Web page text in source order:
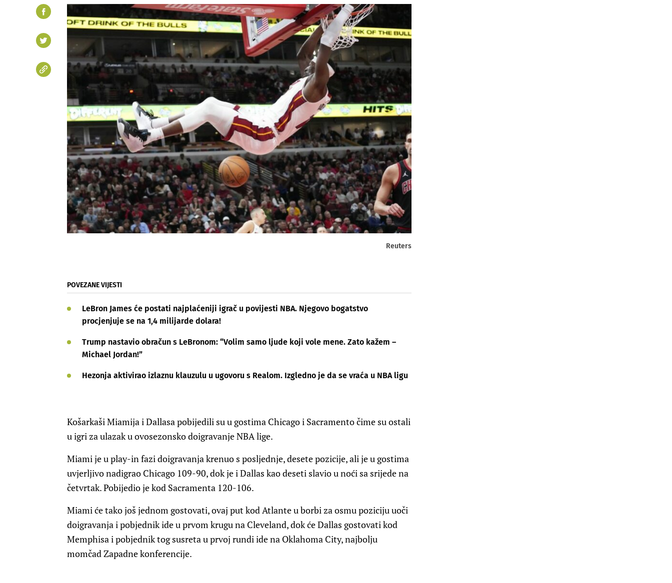
Reuters
POVEZANE VIJESTI
LeBron James će postati najplaćeniji igrač u povijesti NBA. Njegovo bogatstvo
procjenjuje se na 1,4 milijarde dolara!
Trump nastavio obračun s LeBronom: “Volim samo ljude koji vole mene. Zato kažem –
Michael Jordan!”
Hezonja aktivirao izlaznu klauzulu u ugovoru s Realom. Izgledno je da se vraća u NBA ligu
Košarkaši Miamija i Dallasa pobijedili su u gostima Chicago i Sacramento čime su ostali
u igri za ulazak u ovosezonsko doigravanje NBA lige.
Miami je u play-in fazi doigravanja krenuo s posljednje, desete pozicije, ali je u gostima
uvjerljivo nadigrao Chicago 109-90, dok je i Dallas kao deseti slavio u noći sa srijede na
četvrtak. Pobijedio je kod Sacramenta 120-106.
Miami će tako još jednom gostovati, ovaj put kod Atlante u borbi za osmu poziciju uoči
doigravanja i pobjednik ide u prvom krugu na Cleveland, dok će Dallas gostovati kod
Memphisa i pobjednik tog susreta u prvoj rundi ide na Oklahoma City, najbolju
momčad Zapadne konferencije.